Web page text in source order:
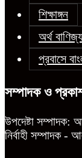
শিক্ষাঙ্গন
অর্থ
প্রবাসে
সম্পাদক ও
উপদেষ্টা সম্পাদক:
নির্বাহী সম্পাদক